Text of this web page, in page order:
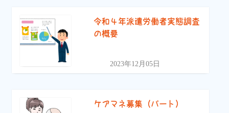
令和４年派遣労働者実態調査
の概要
2023年12月05日
ケアマネ募集（パート）